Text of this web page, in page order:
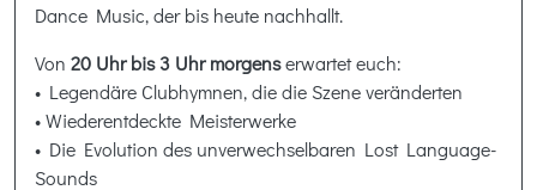
Dance Music, der bis heute nachhallt.
Von 20 Uhr bis 3 Uhr morgenserwartet euch:
• Legendäre Clubhymnen, die die Szene veränderten
• Wiederentdeckte Meisterwerke
• Die Evolution des unverwechselbaren Lost Language-
Sounds